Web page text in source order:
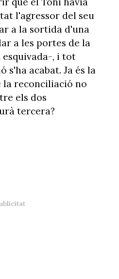
l'agressor del seu
a la sortida d'una
a les portes de la
, i tot
s'ha acabat. Ja és la
la reconciliació no
els dos
tercera?